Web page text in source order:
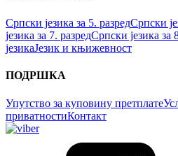
Српски језика за 5. разредСрпски
језика за 7. разредСрпски језика за
језикаЈезик и књижевност
ПОДРШКА
Упутство за куповину претплате
приватностиКонтакт